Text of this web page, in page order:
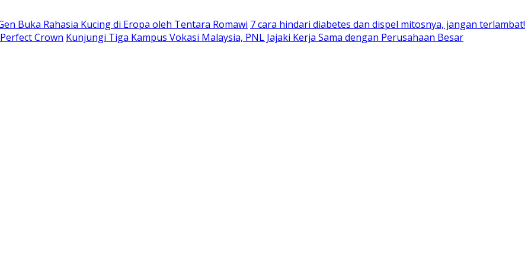
Buka Rahasia Kucing di Eropa oleh Tentara Romawi 7 cara hindari diabetes dan dispel mitosnya, jangan terlambat!
Crown Kunjungi Tiga Kampus Vokasi Malaysia, PNL Jajaki Kerja Sama dengan Perusahaan Besar